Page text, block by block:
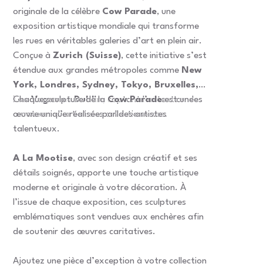
originale de la célèbre Cow Parade, une
exposition artistique mondiale qui transforme
les rues en véritables galeries d’art en plein air.
Conçue àZurich (Suisse), cette initiative s’est
étendue aux grandes métropoles comme New
York, Londres, Sydney, Tokyo, Bruxelles,
Las Vegas et Dublin, captant l’attention des
amateurs d’art et des collectionneurs.
Chaque sculpture de la Cow Paradeest une
œuvre unique réalisée par des artistes
talentueux.
A La Mootise, avec son design créatif et ses
détails soignés, apporte une touche artistique
moderne et originale à votre décoration. À
l’issue de chaque exposition, ces sculptures
emblématiques sont vendues aux enchères afin
de soutenir des œuvres caritatives.
Ajoutez une pièce d’exception à votre collection